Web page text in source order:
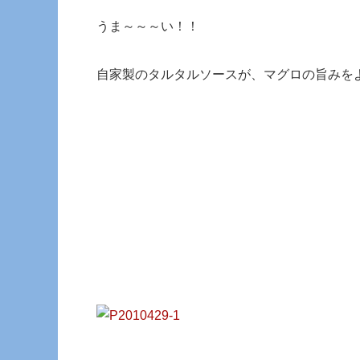
うま～～～い！！
自家製のタルタルソースが、マグロの旨みを